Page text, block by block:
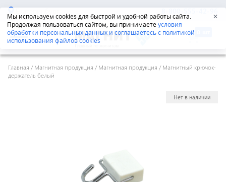
Мы используем cookies для быстрой и удобной работы сайта.
Продолжая пользоваться сайтом, вы принимаетеусловия
обработки персональных данных и соглашаетесь с политикой
использования файлов cookies
✕
Екатеринбург 8-800-555-42-96
Главная /Магнитная продукция /Магнитная продукция /Магнитный крючок-
держатель белый
Нет в наличии